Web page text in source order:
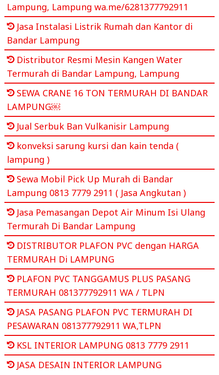
Lampung, Lampung wa.me/6281377792911
Jasa Instalasi Listrik Rumah dan Kantor di
Bandar Lampung
Distributor Resmi Mesin Kangen Water
Termurah di Bandar Lampung, Lampung
SEWA CRANE 16 TON TERMURAH DI BANDAR
LAMPUNG￼
Jual Serbuk Ban Vulkanisir Lampung
konveksi sarung kursi dan kain tenda (
lampung )
Sewa Mobil Pick Up Murah di Bandar
Lampung 0813 7779 2911 ( Jasa Angkutan )
Jasa Pemasangan Depot Air Minum Isi Ulang
Termurah Di Bandar Lampung
DISTRIBUTOR PLAFON PVC dengan HARGA
TERMURAH Di LAMPUNG
PLAFON PVC TANGGAMUS PLUS PASANG
TERMURAH 081377792911 WA / TLPN
JASA PASANG PLAFON PVC TERMURAH DI
PESAWARAN 081377792911 WA,TLPN
KSL INTERIOR LAMPUNG 0813 7779 2911
JASA DESAIN INTERIOR LAMPUNG